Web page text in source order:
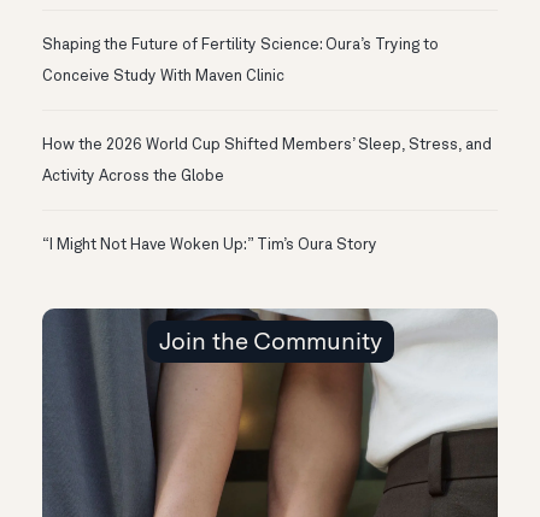
Shaping the Future of Fertility Science: Oura’s Trying to
Conceive Study With Maven Clinic
How the 2026 World Cup Shifted Members’ Sleep, Stress, and
Activity Across the Globe
“I Might Not Have Woken Up:” Tim’s Oura Story
Join the Community